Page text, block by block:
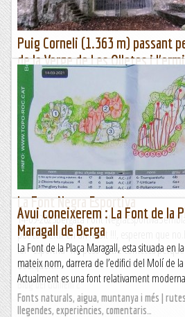
Puig Corneli (1.363 m) passant
de la Verge de Les Olletes i
Santa Magdalena del Mont
Dissabte 16 de setembre de 2023Hora de
matí. Ubicació: Comarca de la Garrotxa.
h 30 min (9,3 km) Desnivell: 732 m...
Maifemcim.cat
La Font Negra Esportiva
14-09-2023BergaLa Font
pot convertir en un hàbit !!!, esperem que
fer "esportiva" ho poso entre cometes
dediquem...
Blog del Guillem 2
Avui coneixerem : La Font de la
Maragall de Berga
La Font de la Plaça Maragall, esta situada en
mateix nom, darrera de l’edifici del Molí de la
Actualment es una font relativament
Fonts naturals, aigua, muntanya i més |
llegendes, experiències, comentaris…